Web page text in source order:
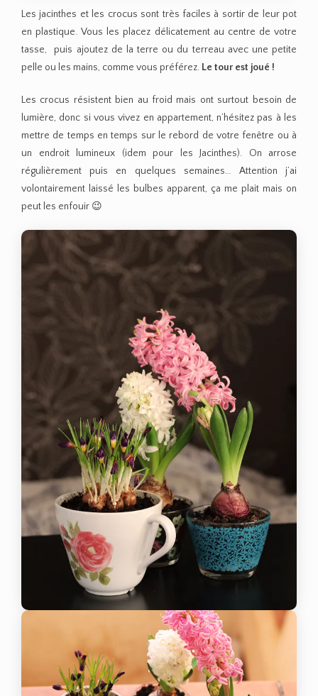
Les jacinthes et les crocus sont très faciles à sortir de leur pot
en plastique. Vous les placez délicatement au centre de votre
tasse, puis ajoutez de la terre ou du terreau avec une petite
pelle ou les mains, comme vous préférez. Le tour est joué !
Les crocus résistent bien au froid mais ont surtout besoin de
lumière, donc si vous vivez en appartement, n’hésitez pas à les
mettre de temps en temps sur le rebord de votre fenêtre ou à
un endroit lumineux (idem pour les Jacinthes). On arrose
régulièrement puis en quelques semaines… Attention j’ai
volontairement laissé les bulbes apparent, ça me plait mais on
peut les enfouir 😉